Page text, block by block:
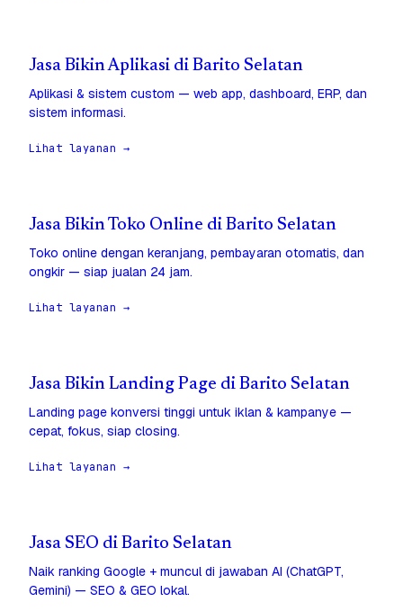
Jasa Bikin Aplikasi di Barito Selatan
Aplikasi & sistem custom — web app, dashboard, ERP, dan
sistem informasi.
Lihat layanan →
Jasa Bikin Toko Online di Barito Selatan
Toko online dengan keranjang, pembayaran otomatis, dan
ongkir — siap jualan 24 jam.
Lihat layanan →
Jasa Bikin Landing Page di Barito Selatan
Landing page konversi tinggi untuk iklan & kampanye —
cepat, fokus, siap closing.
Lihat layanan →
Jasa SEO di Barito Selatan
Naik ranking Google + muncul di jawaban AI (ChatGPT,
Gemini) — SEO & GEO lokal.